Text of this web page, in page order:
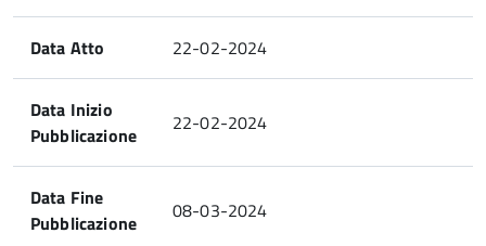
Data Atto 22-02-2024
Data Inizio
Pubblicazione
22-02-2024
Data Fine
Pubblicazione
08-03-2024